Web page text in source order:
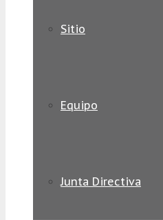
Sitio
Equipo
Junta Directiva